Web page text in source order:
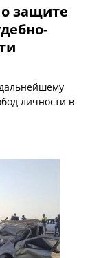
защите
личности в